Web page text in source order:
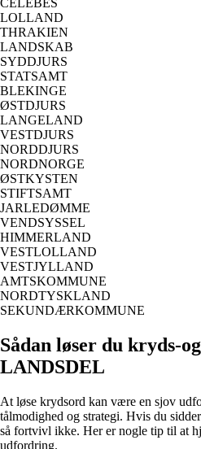
LOLLAND
THRAKIEN
LANDSKAB
SYDDJURS
STATSAMT
BLEKINGE
ØSTDJURS
LANGELAND
VESTDJURS
NORDDJURS
NORDNORGE
ØSTKYSTEN
STIFTSAMT
JARLEDØMME
VENDSYSSEL
HIMMERLAND
VESTLOLLAND
VESTJYLLAND
AMTSKOMMUNE
NORDTYSKLAND
SEKUNDÆRKOMMUNE
Sådan løser du kryds-
LANDSDEL
At løse krydsord kan være en sjov
tålmodighed og strategi. Hvis du
så fortvivl ikke. Her er nogle tip til at
udfordring.